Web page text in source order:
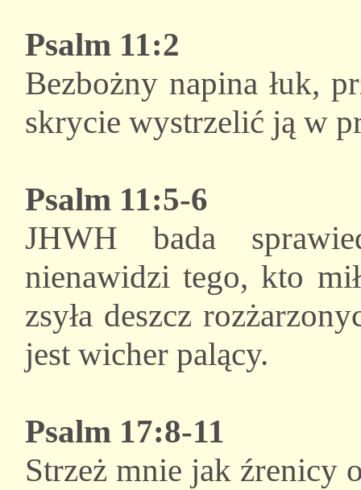
Psalm 11:2
Bezbożny napina łuk,
skrycie wystrzelić ją w
Psalm 11:5-6
JHWH bada
nienawidzi tego, kto
zsyła deszcz
jest wicher palący.
Psalm 17:8-11
Strzeż mnie jak źrenicy